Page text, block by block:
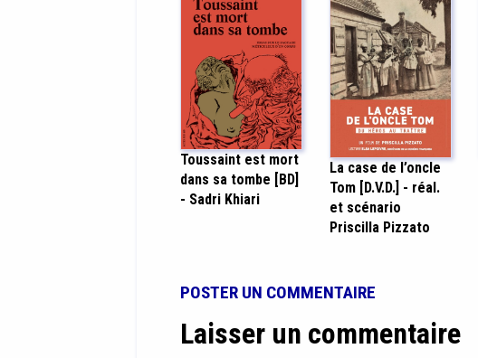
Toussaint est mort
dans sa tombe [BD]
- Sadri Khiari
La case de l’oncle
Tom [D.V.D.] - réal.
et scénario
Priscilla Pizzato
POSTER UN COMMENTAIRE
Laisser un commentaire